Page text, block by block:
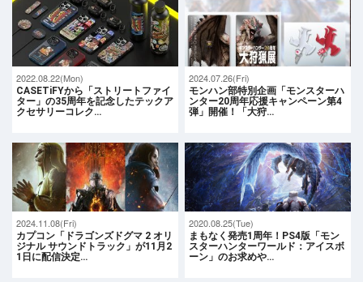
2022.08.22(Mon)
CASETiFYから「ストリートファイ
ター」の35周年を記念したテックア
クセサリーコレク…
2024.07.26(Fri)
モンハン部特別企画「モンスターハ
ンター20周年応援キャンペーン第4
弾」開催！「大狩…
2024.11.08(Fri)
カプコン「ドラゴンズドグマ 2 オリ
ジナル サウンドトラック」が11月2
1日に配信決定…
2020.08.25(Tue)
まもなく発売1周年！PS4版「モン
スターハンターワールド：アイスボ
ーン」のお求めや…